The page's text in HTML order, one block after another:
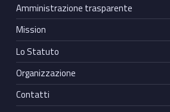
Amministrazione trasparente
Mission
Lo Statuto
Organizzazione
Contatti